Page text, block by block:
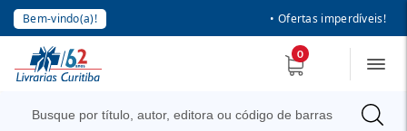
Bem-vindo(a)! • Ofertas imperdíveis!
0